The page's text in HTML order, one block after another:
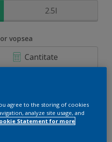
2.5l
vopsea
Cantitate
în coș
agree to the storing of cookies
analyze site usage, and
Statement for more